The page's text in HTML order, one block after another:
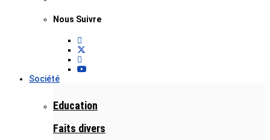
Nous Suivre
Société
Education
Faits divers